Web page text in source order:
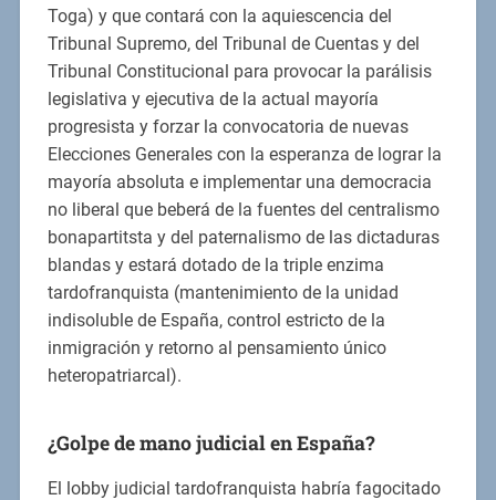
Toga) y que contará con la aquiescencia del
Tribunal Supremo, del Tribunal de Cuentas y del
Tribunal Constitucional para provocar la parálisis
legislativa y ejecutiva de la actual mayoría
progresista y forzar la convocatoria de nuevas
Elecciones Generales con la esperanza de lograr la
mayoría absoluta e implementar una democracia
no liberal que beberá de la fuentes del centralismo
bonapartitsta y del paternalismo de las dictaduras
blandas y estará dotado de la triple enzima
tardofranquista (mantenimiento de la unidad
indisoluble de España, control estricto de la
inmigración y retorno al pensamiento único
heteropatriarcal).
¿Golpe de mano judicial en España?
El lobby judicial tardofranquista habría fagocitado